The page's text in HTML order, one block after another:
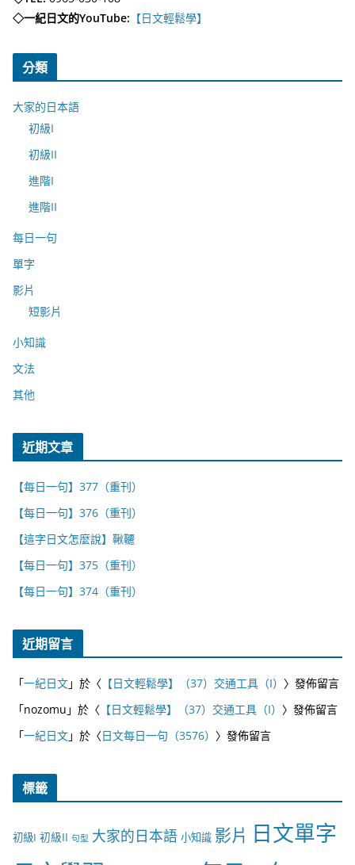
◇一紀日文的YouTube: 【日文輕鬆學】
分類
大家的日本語
初級I
初級II
進階I
進階II
每日一句
單字
影片
短影片
小知識
文法
其他
近期文章
【每日一句】377（重刊）
【每日一句】376（重刊）
【這字日文怎麼說】鞦韆
【每日一句】375（重刊）
【每日一句】374（重刊）
近期留言
「一紀日文」於〈 【日文輕鬆學】（37）交通工具（I） 〉發佈留言
「nozomu 」於〈 【日文輕鬆學】（37）交通工具（I） 〉發佈留言
「一紀日文」於〈日文每日一句（3576） 〉發佈留言
標籤
初級I 初級II 句型 大家的日本語 小知識 影片 日文單字